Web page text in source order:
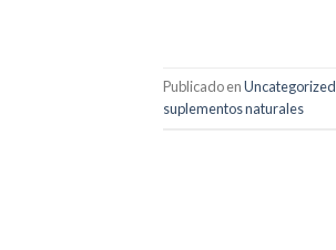
Publicado enUncategorized
suplementos naturales